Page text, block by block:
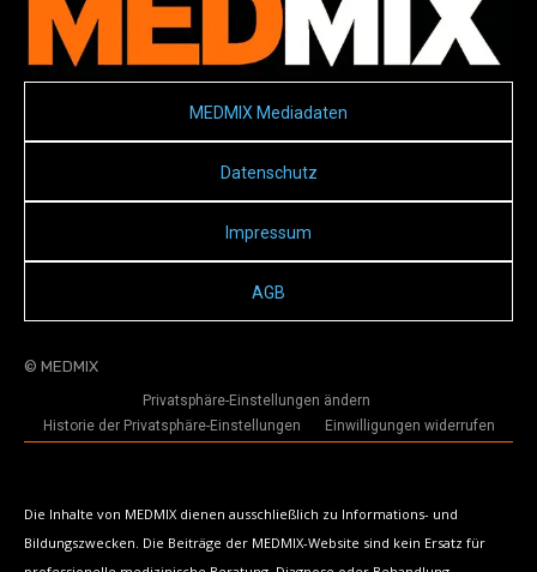
MEDMIX Mediadaten
Datenschutz
Impressum
AGB
© MEDMIX
Privatsphäre-Einstellungen ändern
Historie der Privatsphäre-Einstellungen
Einwilligungen widerrufen
Die Inhalte von MEDMIX dienen ausschließlich zu Informations- und
Bildungszwecken. Die Beiträge der MEDMIX-Website sind kein Ersatz für